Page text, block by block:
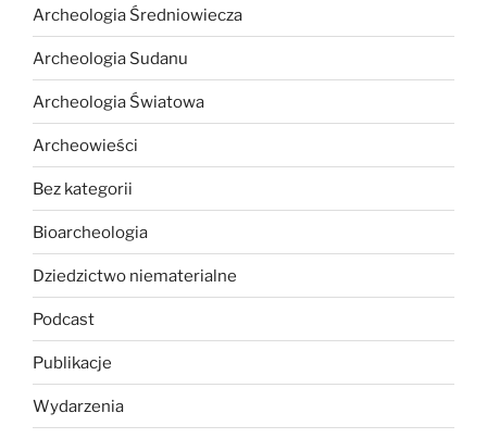
Archeologia Średniowiecza
Archeologia Sudanu
Archeologia Światowa
Archeowieści
Bez kategorii
Bioarcheologia
Dziedzictwo niematerialne
Podcast
Publikacje
Wydarzenia